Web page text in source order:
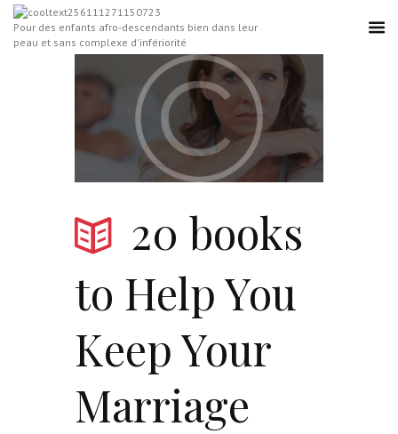
Pour des enfants afro-descendants bien dans leur
peau et sans complexe d'infériorité
20 books
to Help You
Keep Your
Marriage